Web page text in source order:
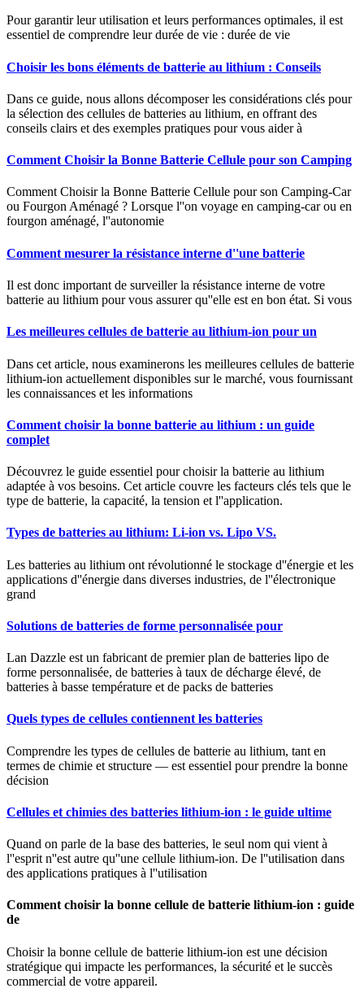
Pour garantir leur utilisation et leurs performances optimales, il est
essentiel de comprendre leur durée de vie : durée de vie
Choisir les bons éléments de batterie au lithium : Conseils
Dans ce guide, nous allons décomposer les considérations clés pour
la sélection des cellules de batteries au lithium, en offrant des
conseils clairs et des exemples pratiques pour vous aider à
Comment Choisir la Bonne Batterie Cellule pour son Camping
Comment Choisir la Bonne Batterie Cellule pour son Camping-Car
ou Fourgon Aménagé ? Lorsque l''on voyage en camping-car ou en
fourgon aménagé, l''autonomie
Comment mesurer la résistance interne d''une batterie
Il est donc important de surveiller la résistance interne de votre
batterie au lithium pour vous assurer qu''elle est en bon état. Si vous
Les meilleures cellules de batterie au lithium-ion pour un
Dans cet article, nous examinerons les meilleures cellules de batterie
lithium-ion actuellement disponibles sur le marché, vous fournissant
les connaissances et les informations
Comment choisir la bonne batterie au lithium : un guide
complet
Découvrez le guide essentiel pour choisir la batterie au lithium
adaptée à vos besoins. Cet article couvre les facteurs clés tels que le
type de batterie, la capacité, la tension et l''application.
Types de batteries au lithium: Li-ion vs. Lipo VS.
Les batteries au lithium ont révolutionné le stockage d''énergie et les
applications d''énergie dans diverses industries, de l''électronique
grand
Solutions de batteries de forme personnalisée pour
Lan Dazzle est un fabricant de premier plan de batteries lipo de
forme personnalisée, de batteries à taux de décharge élevé, de
batteries à basse température et de packs de batteries
Quels types de cellules contiennent les batteries
Comprendre les types de cellules de batterie au lithium, tant en
termes de chimie et structure — est essentiel pour prendre la bonne
décision
Cellules et chimies des batteries lithium-ion : le guide ultime
Quand on parle de la base des batteries, le seul nom qui vient à
l''esprit n''est autre qu''une cellule lithium-ion. De l''utilisation dans
des applications pratiques à l''utilisation
Comment choisir la bonne cellule de batterie lithium-ion : guide
de
Choisir la bonne cellule de batterie lithium-ion est une décision
stratégique qui impacte les performances, la sécurité et le succès
commercial de votre appareil.